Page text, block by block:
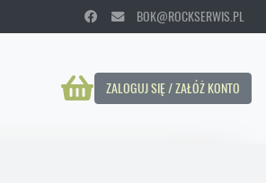
BOK@ROCKSERWIS.PL
ZALOGUJ SIĘ / ZAŁÓŻ KONTO